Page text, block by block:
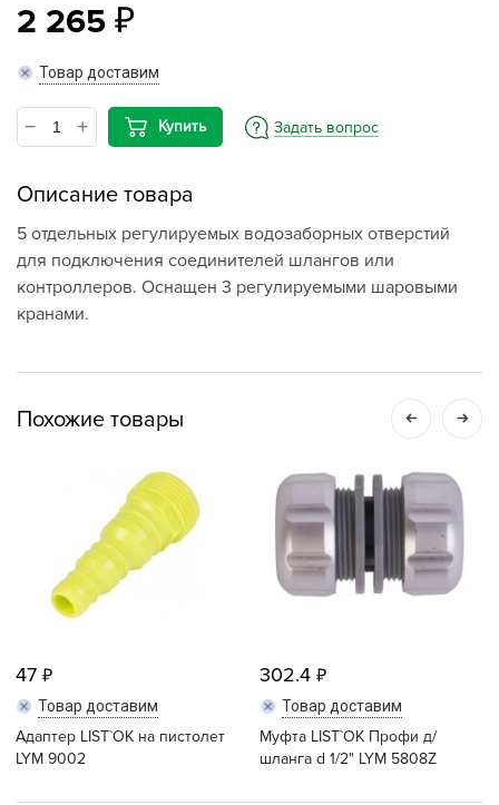
2 265
Товар доставим
Купить Задать вопрос
Описание товара
5 отдельных регулируемых водозаборных отверстий
для подключения соединителей шлангов или
контроллеров. Оснащен 3 регулируемыми шаровыми
кранами.
Похожие товары
47
Товар доставим
Адаптер LIST`OK на пистолет
LYM 9002
302.4
Товар доставим
Муфта LIST`OK Профи д/
шланга d 1/2" LYM 5808Z